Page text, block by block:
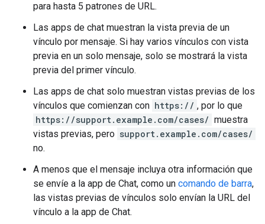
para hasta 5 patrones de URL.
Las apps de chat muestran la vista previa de un
vínculo por mensaje. Si hay varios vínculos con vista
previa en un solo mensaje, solo se mostrará la vista
previa del primer vínculo.
Las apps de chat solo muestran vistas previas de los
vínculos que comienzan con https:// , por lo que
https://support.example.com/cases/ muestra
vistas previas, pero support.example.com/cases/
no.
A menos que el mensaje incluya otra información que
se envíe a la app de Chat, como un comando de barra,
las vistas previas de vínculos solo envían la URL del
vínculo a la app de Chat.